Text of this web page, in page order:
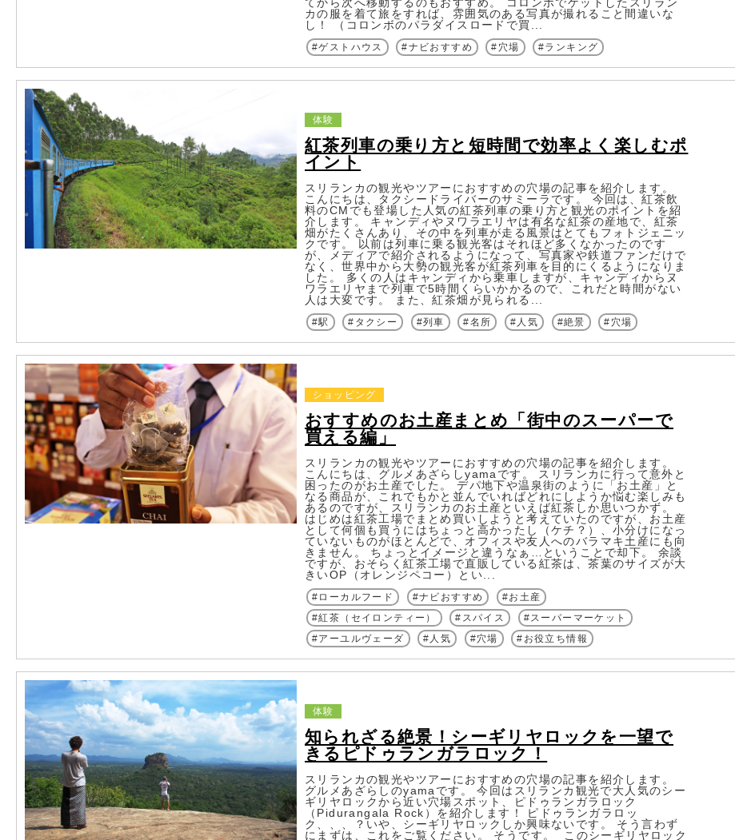
カの服を着て旅をすれば、雰囲気のある写真が撮れること間違いな
し！ （コロンボのパラダイスロードで買...
ゲストハウス ナビおすすめ 穴場 ランキング
紅茶列車の乗り方と短時間で効率よく楽しむポ
イント
体験
スリランカの観光やツアーにおすすめの穴場の記事を紹介します。
こんにちは、タクシードライバーのサミーラです。 今回は、紅茶飲
料のCMでも登場した人気の紅茶列車の乗り方と観光のポイントを紹
介します。 キャンディやヌワラエリヤは有名な紅茶の産地で、紅茶
畑がたくさんあり、その中を列車が走る風景はとてもフォトジェニッ
クです。 以前は列車に乗る観光客はそれほど多くなかったのです
が、メディアで紹介されるようになって、写真家や鉄道ファンだけで
なく、世界中から大勢の観光客が紅茶列車を目的にくるようになりま
した。 多くの人はキャンディから乗車しますが、キャンディからヌ
ワラエリヤまで列車で5時間くらいかかるので、これだと時間がない
人は大変です。 また、紅茶畑が見られる...
駅 タクシー 列車 名所 人気 絶景 穴場
おすすめのお土産まとめ「街中のスーパーで
買える編」
ショッピング
スリランカの観光やツアーにおすすめの穴場の記事を紹介します。
こんにちは、グルメあざらしyamaです。 スリランカに行って意外と
困ったのがお土産でした。 デパ地下や温泉街のように「お土産」と
なる商品が、これでもかと並んでいればどれにしようか悩む楽しみも
あるのですが、スリランカのお土産といえば紅茶しか思いつかず。
はじめは紅茶工場でまとめ買いしようと考えていたのですが、お土産
として何個も買うにはちょっと高かったし（ケチ？）、小分けになっ
ていないものがほとんどで、オフィスや友人へのバラマキ土産にも向
きません。 ちょっとイメージと違うなぁ…ということで却下。 余談
ですが、おそらく紅茶工場で直販している紅茶は、茶葉のサイズが大
きいOP（オレンジペコー）とい...
ローカルフード ナビおすすめ
お土産
紅茶（セイロンティー）
スパイス
スーパーマーケット
アーユルヴェーダ
人気 穴場 お役立ち情報
知られざる絶景！シーギリヤロックを一望で
きるピドゥランガラロック！
体験
スリランカの観光やツアーにおすすめの穴場の記事を紹介します。
グルメあざらしのyamaです。 今回はスリランカ観光で大人気のシー
ギリヤロックから近い穴場スポット、ピドゥランガラロック
（Pidurangala Rock）を紹介します！ ピドゥランガラロッ
ク、、、？いや、シーギリヤロックしか興味ないです。 そう言わず
にまずは、これをご覧ください。 そうです。 このシーギリヤロック